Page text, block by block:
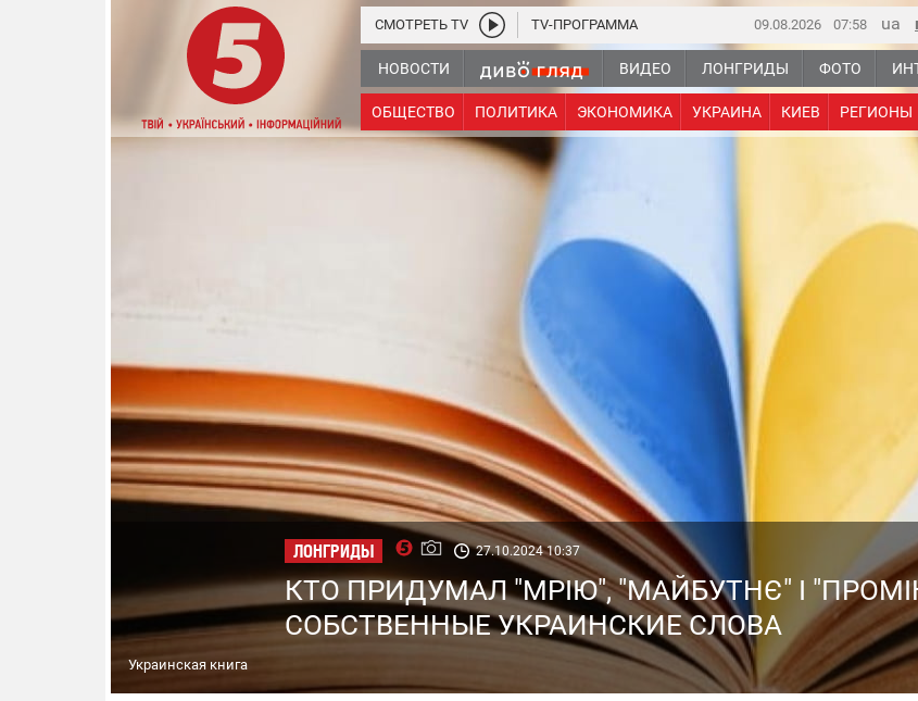
09.08.2026 07:58
НОВОСТИ ВИДЕО ЛОНГРИДЫ ФОТО
ОБЩЕСТВО ПОЛИТИКА ЭКОНОМИКА УКРАИНА КИЕВ РЕГИОНЫ
СМОТРЕТЬ TV TV-ПРОГРАММА
ЛОНГРИДЫ 27.10.2024 10:37
КТО ПРИДУМАЛ "МРІЮ", "МАЙБУТНЄ" І
СОБСТВЕННЫЕ УКРАИНСКИЕ СЛОВА
Украинская книга